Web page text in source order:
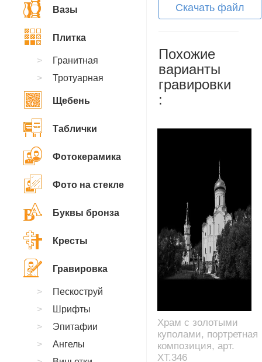
Скачать файл
Похожие
варианты
гравировки
:
Храм с золотыми
куполами, портретная
композиция, арт.
XT.346
Вазы
Плитка
Гранитная
Тротуарная
Щебень
Таблички
Фотокерамика
Фото на стекле
Буквы бронза
Кресты
Гравировка
Пескоструй
Шрифты
Эпитафии
Ангелы